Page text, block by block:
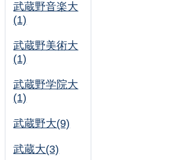
武蔵野音楽大
(1)
武蔵野美術大
(1)
武蔵野学院大
(1)
武蔵野大(9)
武蔵大(3)